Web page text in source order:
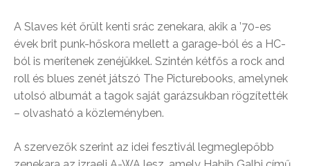
A Slaves két őrült kenti srác zenekara, akik a ’70-es
évek brit punk-hőskora mellett a garage-ból és a HC-
ból is merítenek zenéjükkel. Szintén kétfős a rock and
roll és blues zenét játszó The Picturebooks, amelynek
utolsó albumát a tagok saját garázsukban rögzítették
– olvasható a közleményben.
A szervezők szerint az idei fesztivál legmeglepőbb